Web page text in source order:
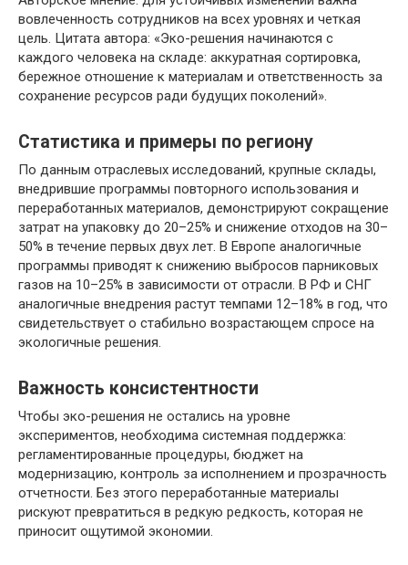
вовлеченность сотрудников на всех уровнях и четкая
цель. Цитата автора: «Эко-решения начинаются с
каждого человека на складе: аккуратная сортировка,
бережное отношение к материалам и ответственность за
сохранение ресурсов ради будущих поколений».
Статистика и примеры по региону
По данным отраслевых исследований, крупные склады,
внедрившие программы повторного использования и
переработанных материалов, демонстрируют сокращение
затрат на упаковку до 20–25% и снижение отходов на 30–
50% в течение первых двух лет. В Европе аналогичные
программы приводят к снижению выбросов парниковых
газов на 10–25% в зависимости от отрасли. В РФ и СНГ
аналогичные внедрения растут темпами 12–18% в год, что
свидетельствует о стабильно возрастающем спросе на
экологичные решения.
Важность консистентности
Чтобы эко-решения не остались на уровне
экспериментов, необходима системная поддержка:
регламентированные процедуры, бюджет на
модернизацию, контроль за исполнением и прозрачность
отчетности. Без этого переработанные материалы
рискуют превратиться в редкую редкость, которая не
приносит ощутимой экономии.